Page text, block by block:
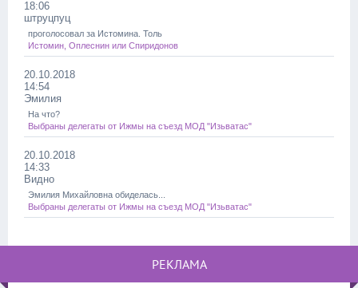
18:06
штруцпуц
проголосовал за Истомина. Толь
Истомин, Оплеснин или Спиридонов
20.10.2018
14:54
Эмилия
На что?
Выбраны делегаты от Ижмы на съезд МОД "Изьватас"
20.10.2018
14:33
Видно
Эмилия Михайловна обиделась...
Выбраны делегаты от Ижмы на съезд МОД "Изьватас"
РЕКЛАМА